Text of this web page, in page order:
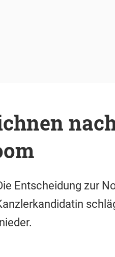
Entscheidung zur